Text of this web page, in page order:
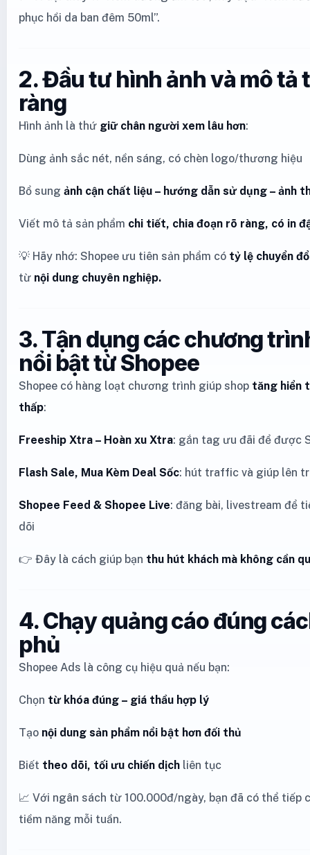
phục hồi da ban đêm 50ml”.
2. Đầu tư hình ảnh và mô tả
ràng
Hình ảnh là thứ giữ chân người xem lâu hơn:
Dùng ảnh sắc nét, nền sáng, có chèn logo/thương hiệu
Bổ sung ảnh cận chất liệu – hướng dẫn sử dụng – ảnh
Viết mô tả sản phẩm chi tiết, chia đoạn rõ ràng, có in
💡 Hãy nhớ: Shopee ưu tiên sản phẩm có tỷ lệ chuyển
từ nội dung chuyên nghiệp.
3. Tận dụng các chương
nổi bật từ Shopee
Shopee có hàng loạt chương trình giúp shop tăng hiển
thấp:
Freeship Xtra – Hoàn xu Xtra: gắn tag ưu đãi để được
Flash Sale, Mua Kèm Deal Sốc: hút traffic và giúp lên
Shopee Feed & Shopee Live: đăng bài, livestream để
dõi
👉 Đây là cách giúp bạn thu hút khách mà không cần
4. Chạy quảng cáo đúng
phủ
Shopee Ads là công cụ hiệu quả nếu bạn:
Chọn từ khóa đúng – giá thầu hợp lý
Tạo nội dung sản phẩm nổi bật hơn đối thủ
Biết theo dõi, tối ưu chiến dịch liên tục
📈 Với ngân sách từ 100.000đ/ngày, bạn đã có thể tiếp
tiềm năng mỗi tuần.